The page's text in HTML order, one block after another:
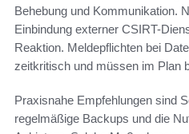
Behebung und Kommunikation.
Einbindung externer CSIRT-
Reaktion. Meldepflichten bei
zeitkritisch und müssen im Plan
Praxisnahe Empfehlungen sind
regelmäßige Backups und die